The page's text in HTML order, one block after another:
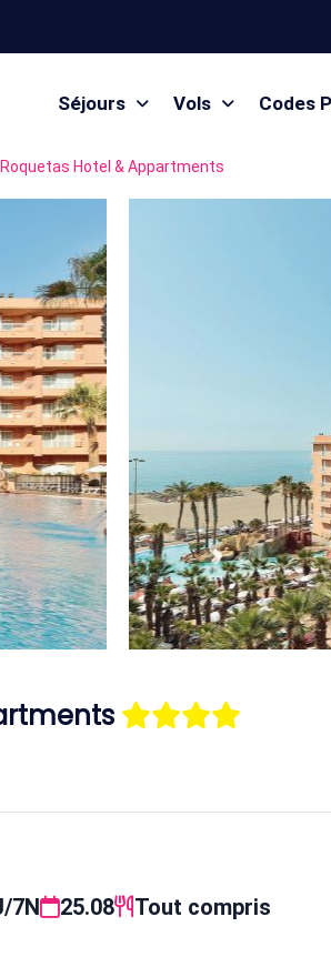
Séjours Vols Codes
Hotel & Appartments
7N 25.08 Tout compris